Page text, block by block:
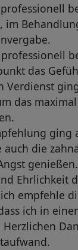
im
das
Verdienst
das
ging
die
genießen.
Ehrlichkeit
empfehle
ich in